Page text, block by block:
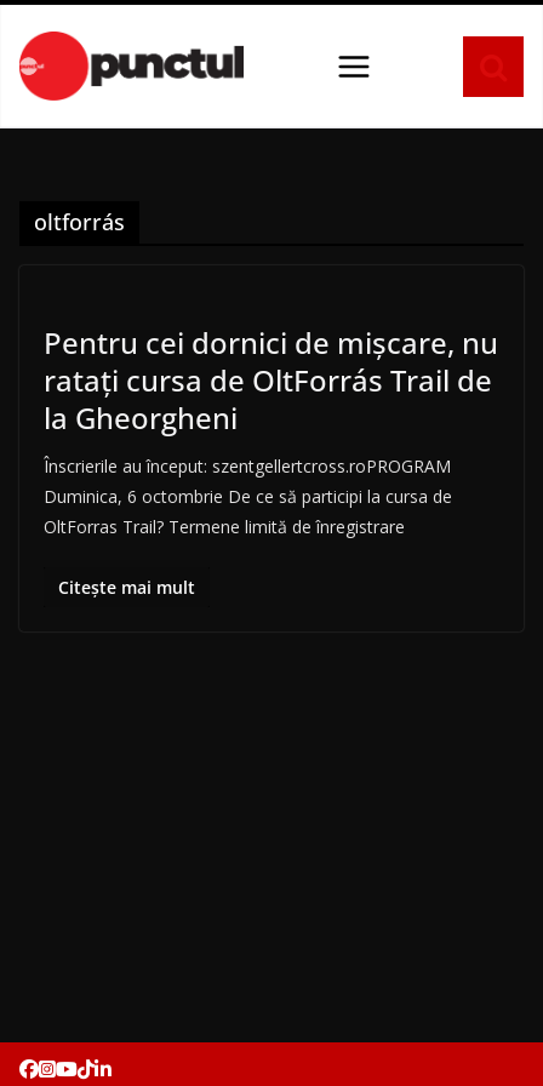
conținut
oltforrás
Pentru cei dornici de mișcare, nu
ratați cursa de OltForrás Trail de
la Gheorgheni
Înscrierile au început: szentgellertcross.roPROGRAM
Duminica, 6 octombrie De ce să participi la cursa de
OltForras Trail? Termene limită de înregistrare
Citește mai mult